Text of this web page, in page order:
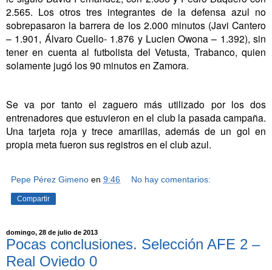
2.565. Los otros tres integrantes de la defensa azul no
sobrepasaron la barrera de los 2.000 minutos (Javi Cantero
– 1.901, Álvaro Cuello- 1.876 y Lucien Owona – 1.392), sin
tener en cuenta al futbolista del Vetusta, Trabanco, quien
solamente jugó los 90 minutos en Zamora.
Se va por tanto el zaguero más utilizado por los dos
entrenadores que estuvieron en el club la pasada campaña.
Una tarjeta roja y trece amarillas, además de un gol en
propia meta fueron sus registros en el club azul.
Pepe Pérez Gimeno en 9:46 No hay comentarios:
Compartir
domingo, 28 de julio de 2013
Pocas conclusiones. Selección AFE 2 –
Real Oviedo 0